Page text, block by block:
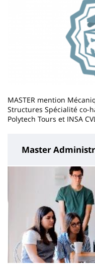
MASTER mention
Structures Spécialité co-
Polytech Tours et INSA
Master